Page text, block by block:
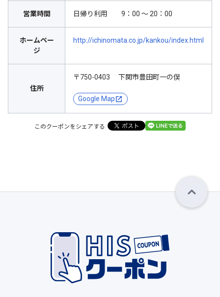
営業時間 日帰り利用 9：00 ～ 20：00
ホームペー
ジ
http://ichinomata.co.jp/kankou/index.html
住所
〒750-0403 下関市豊田町一の俣
Google Map
このクーポンをシェアする